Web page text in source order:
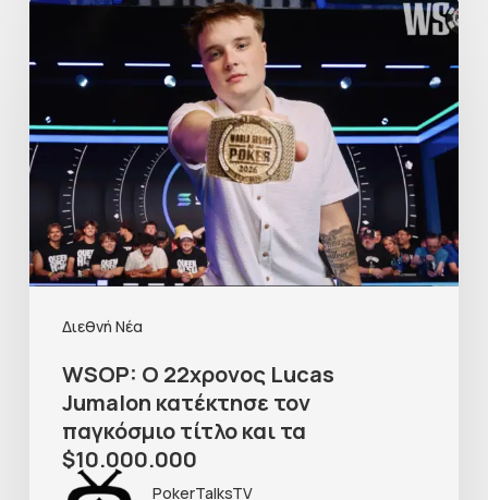
Διεθνή Νέα
WSOP: Ο 22χρονος Lucas
Jumalon κατέκτησε τον
παγκόσμιο τίτλο και τα
$10.000.000
PokerTalksTV